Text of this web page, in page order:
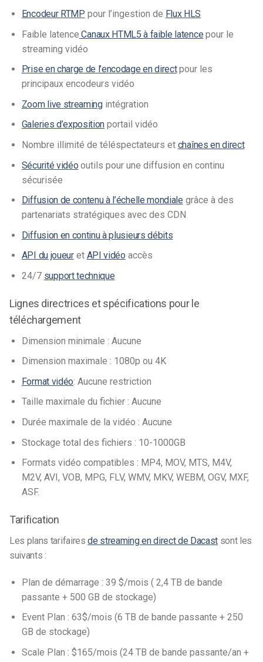
Encodeur RTMP pour l’ingestion de Flux HLS
Faible latence Canaux HTML5 à faible latence pour le
streaming vidéo
Prise en charge de l’encodage en directpour les
principaux encodeurs vidéo
Zoom live streamingintégration
Galeries d’exposition portail vidéo
Nombre illimité de téléspectateurs et chaînes en direct
Sécurité vidéo outils pour une diffusion en continu
sécurisée
Diffusion de contenu à l’échelle mondiale grâce à des
partenariats stratégiques avec des CDN
Diffusion en continu à plusieurs débits
API du joueuret API vidéo accès
24/7 support technique
Lignes directrices et spécifications pour le
téléchargement
Dimension minimale : Aucune
Dimension maximale : 1080p ou 4K
Format vidéo: Aucune restriction
Taille maximale du fichier : Aucune
Durée maximale de la vidéo : Aucune
Stockage total des fichiers : 10-1000GB
Formats vidéo compatibles : MP4, MOV, MTS, M4V,
M2V, AVI, VOB, MPG, FLV, WMV, MKV, WEBM, OGV, MXF,
ASF.
Tarification
Les plans tarifairesde streaming en direct de Dacast sont les
suivants :
Plan de démarrage : 39 $/mois ( 2,4 TB de bande
passante + 500 GB de stockage)
Event Plan : 63$/mois (6 TB de bande passante + 250
GB de stockage)
Scale Plan : $165/mois (24 TB de bande passante/an +